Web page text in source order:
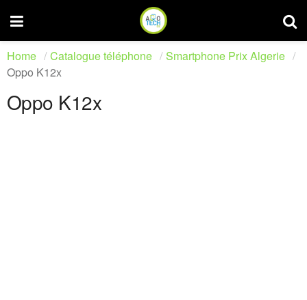
Home Catalogue téléphone
Smartphone Prix Algerie
Oppo K12x
Oppo K12x